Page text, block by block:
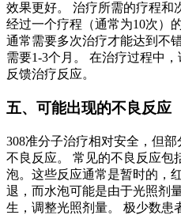
效果更好。 治疗所需的疗程和
经过一个疗程（通常为10次）
通常需要多次治疗才能达到不
需要1-3个月。 在治疗过程中
反馈治疗反应。
五、可能出现的不良反应
308准分子治疗相对安全，但
不良反应。 常见的不良反应包
泡。这些反应通常是暂时的，
退，而水泡可能是由于光照剂
生，调整光照剂量。 极少数患